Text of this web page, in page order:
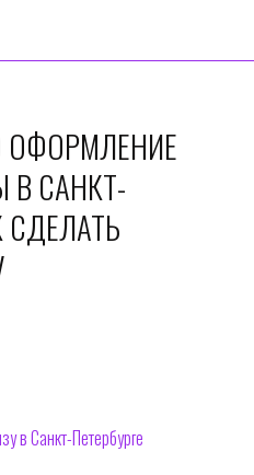
ОФОРМЛЕНИЕ
В САНКТ-
СДЕЛАТЬ
в Санкт-Петербурге